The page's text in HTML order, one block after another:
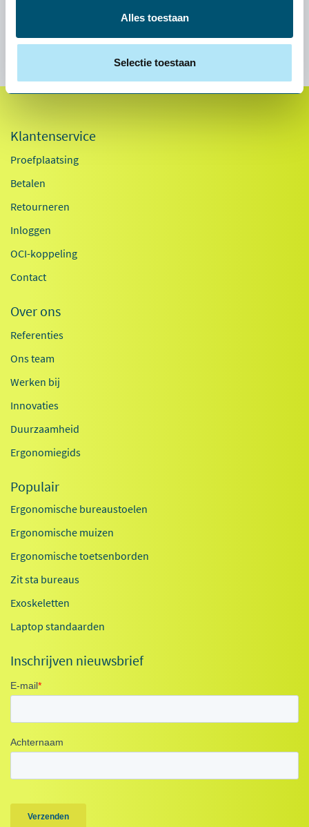
Alles toestaan
Selectie toestaan
Specificaties
Klantenservice
Proefplaatsing
Betalen
Retourneren
Inloggen
OCI-koppeling
Contact
Over ons
Referenties
Ons team
Werken bij
Innovaties
Duurzaamheid
Ergonomiegids
Populair
Ergonomische bureaustoelen
Ergonomische muizen
Ergonomische toetsenborden
Zit sta bureaus
Exoskeletten
Laptop standaarden
Inschrijven nieuwsbrief